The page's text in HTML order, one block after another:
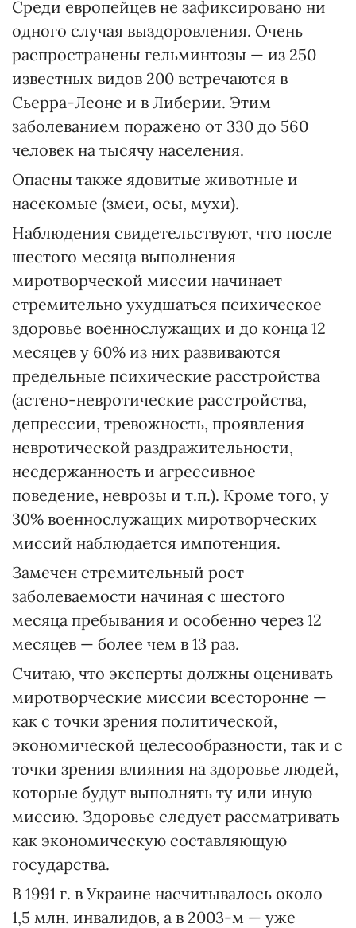
Среди европейцев не зафиксировано ни
одного случая выздоровления. Очень
распространены гельминтозы — из 250
известных видов 200 встречаются в
Сьерра-Леоне и в Либерии. Этим
заболеванием поражено от 330 до 560
человек на тысячу населения.
Опасны также ядовитые животные и
насекомые (змеи, осы, мухи).
Наблюдения свидетельствуют, что после
шестого месяца выполнения
миротворческой миссии начинает
стремительно ухудшаться психическое
здоровье военнослужащих и до конца 12
месяцев у 60% из них развиваются
предельные психические расстройства
(астено-невротические расстройства,
депрессии, тревожность, проявления
невротической раздражительности,
несдержанность и агрессивное
поведение, неврозы и т.п.). Кроме того, у
30% военнослужащих миротворческих
миссий наблюдается импотенция.
Замечен стремительный рост
заболеваемости начиная с шестого
месяца пребывания и особенно через 12
месяцев — более чем в 13 раз.
Считаю, что эксперты должны оценивать
миротворческие миссии всесторонне —
как с точки зрения политической,
экономической целесообразности, так и с
точки зрения влияния на здоровье людей,
которые будут выполнять ту или иную
миссию. Здоровье следует рассматривать
как экономическую составляющую
государства.
В 1991 г. в Украине насчитывалось около
1,5 млн. инвалидов, а в 2003-м — уже